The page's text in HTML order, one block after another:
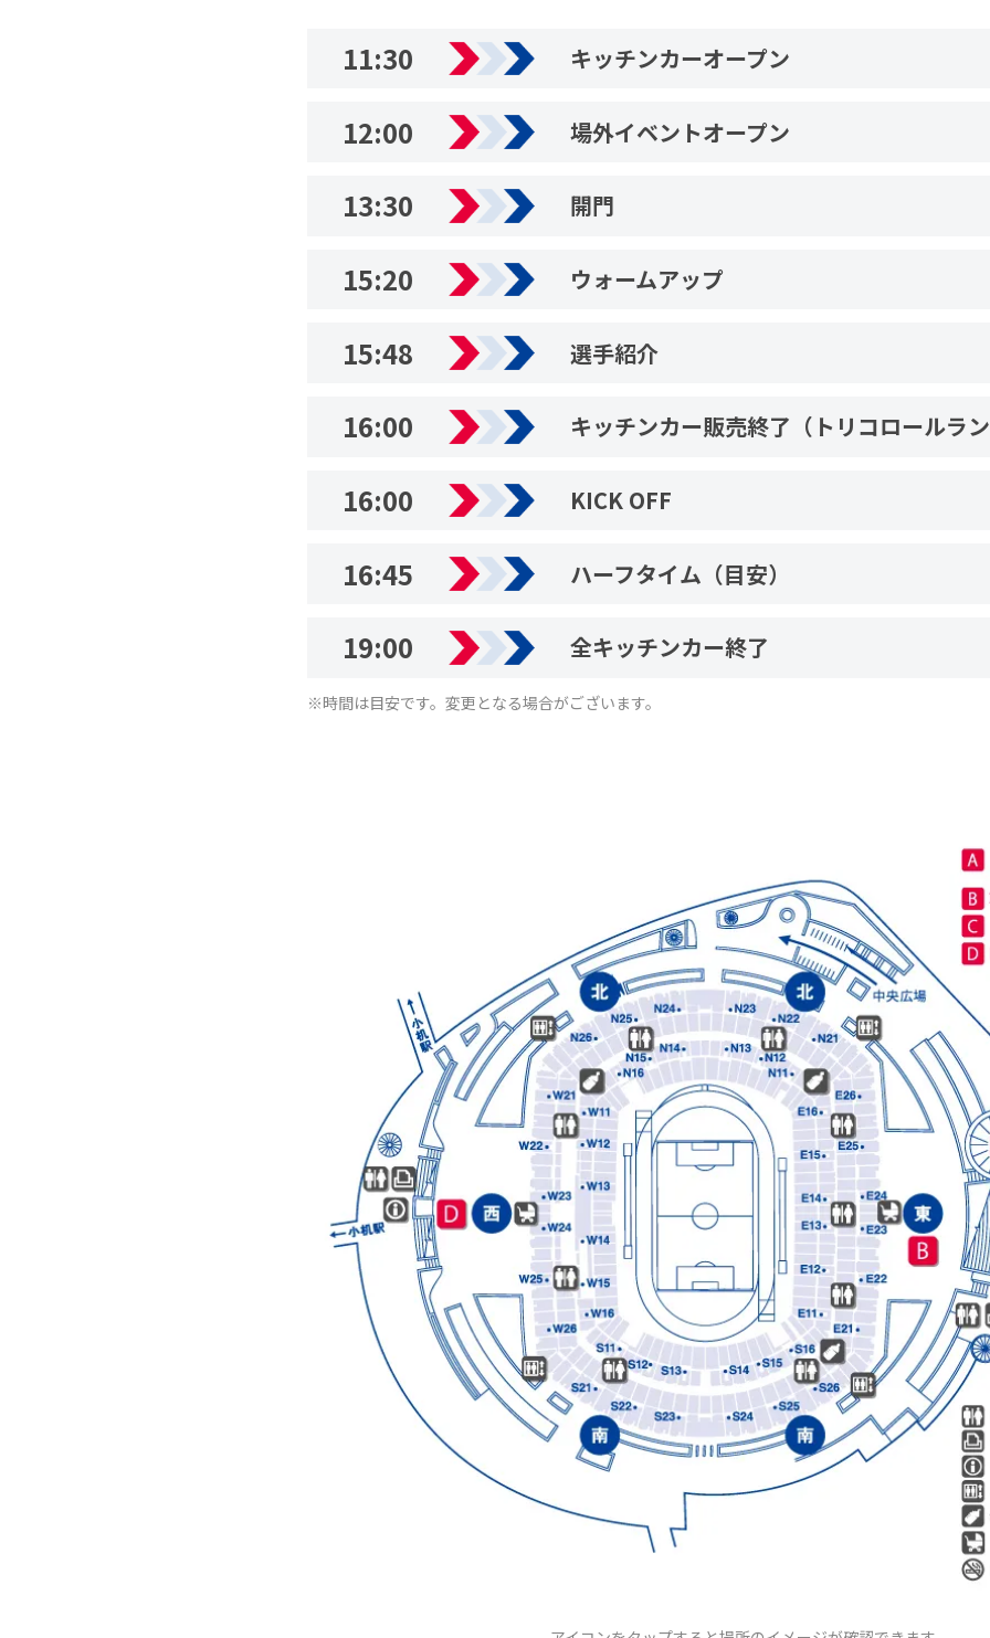
11:30 キッチンカーオープン
12:00 場外イベントオープン
13:30 開門
15:20 ウォームアップ
15:48 選手紹介
16:00 キッチンカー販売終了（トリコロールラン
16:00 KICK OFF
16:45 ハーフタイム（目安）
19:00 全キッチンカー終了
※時間は目安です。変更となる場合がございます。